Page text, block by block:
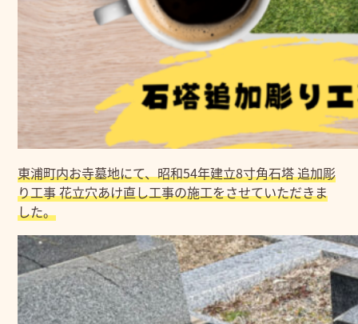
東浦町内お寺墓地にて、昭和54年建立8寸角石塔 追加彫
り工事 花立穴あけ直し工事の施工をさせていただきま
した。